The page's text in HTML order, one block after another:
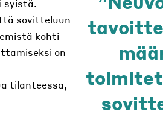
syistä.
sovitteluun
kohti
on
tilanteessa,